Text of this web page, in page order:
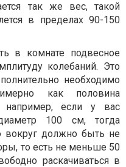
так же вес, такой
в пределах 90-150
в комнате подвесное
колебаний. Это
необходимо
как половина
например, если у вас
100 см, тогда
вокруг должно быть не
то есть не меньше 50
раскачиваться в